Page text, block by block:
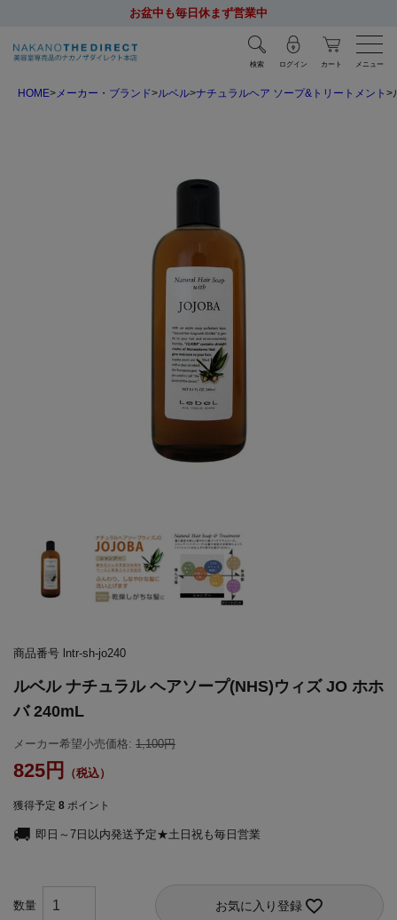
お盆中も毎日休まず営業中
検索 ログイン カート メニュー
HOME メーカー・ブランド ルベル ナチュラルヘア ソープ&トリートメント
商品番号 lntr-sh-jo240
ルベル ナチュラル ヘアソープ(NHS)ウィズ JO ホホ
バ 240mL
メーカー希望小売価格: 1,100
825
獲得予定 8 ポイント
即日～7日以内発送予定★土日祝も毎日営業
お気に入り登録